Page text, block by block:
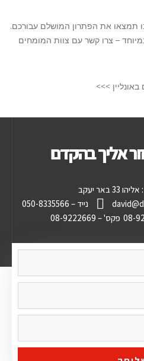
תמצאו את הפתרון המושלם עבורכם.
– צרו קשר עם צוות המומחים
>>>
אליך בהקדם
באר יעקב
נייד – 050-8335566
פקס' – 08-9222669